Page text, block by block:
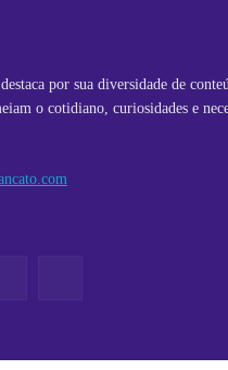
por sua diversidade de
o cotidiano, curiosidades e